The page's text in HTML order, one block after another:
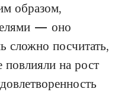
образом,
— оно
сложно посчитать,
повлияли на рост